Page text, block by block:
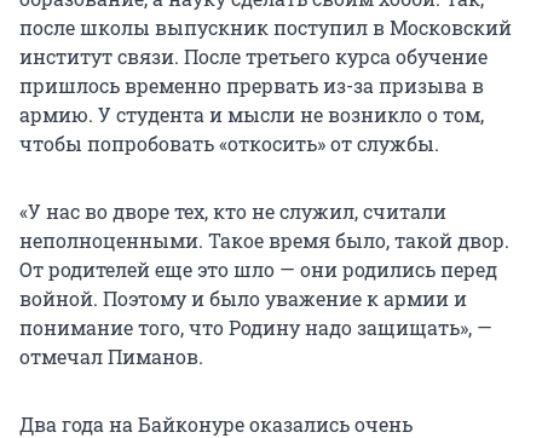
после школы выпускник поступил в Московский
институт связи. После третьего курса обучение
пришлось временно прервать из-за призыва в
армию. У студента и мысли не возникло о том,
чтобы попробовать «откосить» от службы.
«У нас во дворе тех, кто не служил, считали
неполноценными. Такое время было, такой двор.
От родителей еще это шло — они родились перед
войной. Поэтому и было уважение к армии и
понимание того, что Родину надо защищать», —
отмечал Пиманов.
Два года на Байконуре оказались очень